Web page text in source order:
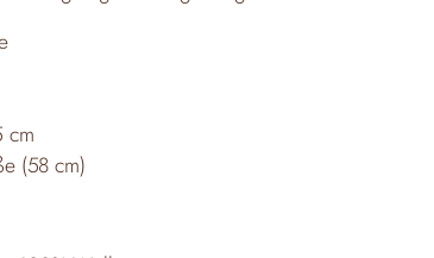
cm
(58 cm)